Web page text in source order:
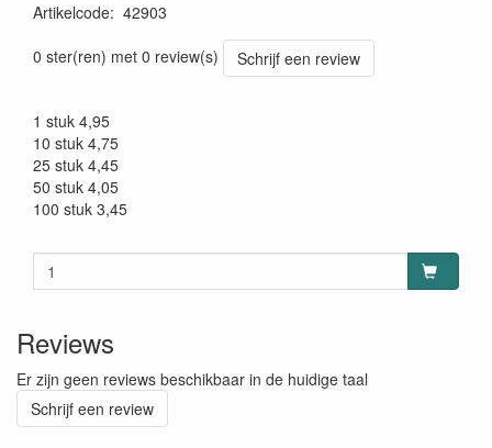
Artikelcode: 42903
0 ster(ren) met 0 review(s)
Schrijf een review
1 stuk 4,95
10 stuk 4,75
25 stuk 4,45
50 stuk 4,05
100 stuk 3,45
Reviews
Er zijn geen reviews beschikbaar in de huidige taal
Schrijf een review